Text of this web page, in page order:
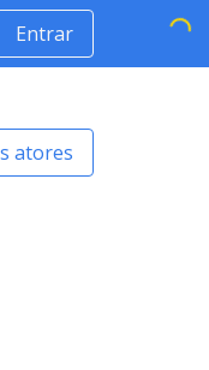
Entrar
atores